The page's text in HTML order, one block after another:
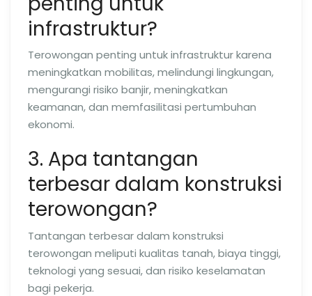
infrastruktur?
Terowongan penting untuk infrastruktur karena
meningkatkan mobilitas, melindungi lingkungan,
mengurangi risiko banjir, meningkatkan
keamanan, dan memfasilitasi pertumbuhan
ekonomi.
3. Apa tantangan
terbesar dalam konstruksi
terowongan?
Tantangan terbesar dalam konstruksi
terowongan meliputi kualitas tanah, biaya tinggi,
teknologi yang sesuai, dan risiko keselamatan
bagi pekerja.